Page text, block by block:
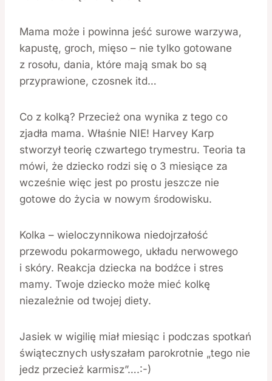
Mama może i powinna jeść surowe warzywa,
kapustę, groch, mięso – nie tylko gotowane
z rosołu, dania, które mają smak bo są
przyprawione, czosnek itd…
Co z kolką? Przecież ona wynika z tego co
zjadła mama. Właśnie NIE! Harvey Karp
stworzył teorię czwartego trymestru. Teoria ta
mówi, że dziecko rodzi się o 3 miesiące za
wcześnie więc jest po prostu jeszcze nie
gotowe do życia w nowym środowisku.
Kolka – wieloczynnikowa niedojrzałość
przewodu pokarmowego, układu nerwowego
i skóry. Reakcja dziecka na bodźce i stres
mamy. Twoje dziecko może mieć kolkę
niezależnie od twojej diety.
Jasiek w wigilię miał miesiąc i podczas spotkań
świątecznych usłyszałam parokrotnie „tego nie
jedz przecież karmisz”….:-)